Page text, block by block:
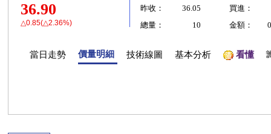
36.90
△0.85(△2.36%)
昨收：
36.05
買進：
總量：
10 金額：
當日走勢 價量明細 技術線圖 基本分析 看懂